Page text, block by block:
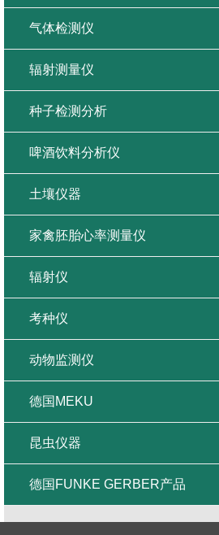
气体检测仪
辐射测量仪
种子检测分析
啤酒饮料分析仪
土壤仪器
家禽胚胎心率测量仪
辐射仪
考种仪
动物监测仪
德国MEKU
昆虫仪器
德国FUNKE GERBER产品